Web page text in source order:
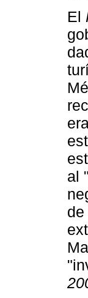
El
al